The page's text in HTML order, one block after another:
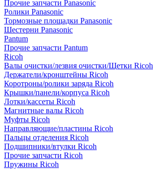
Прочие запчасти Panasonic
Ролики Panasonic
Тормозные площадки Panasonic
Шестерни Panasonic
Pantum
Прочие запчасти Pantum
Ricoh
Валы очистки/лезвия очистки/Щетки Ricoh
Держатели/кронштейны Ricoh
Коротроны/ролики заряда Ricoh
Крышки/панели/корпуса Ricoh
Лотки/кассеты Ricoh
Магнитные валы Ricoh
Муфты Ricoh
Направляющие/пластины Ricoh
Пальцы отделения Ricoh
Подшипники/втулки Ricoh
Прочие запчасти Ricoh
Пружины Ricoh